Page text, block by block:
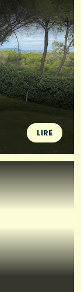
LIRE